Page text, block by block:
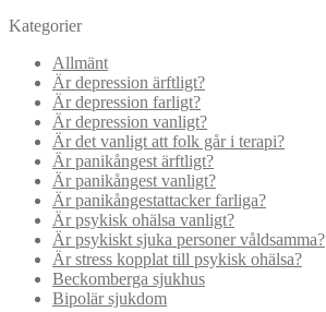
Kategorier
Allmänt
Är depression ärftligt?
Är depression farligt?
Är depression vanligt?
Är det vanligt att folk går i terapi?
Är panikångest ärftligt?
Är panikångest vanligt?
Är panikångestattacker farliga?
Är psykisk ohälsa vanligt?
Är psykiskt sjuka personer våldsamma?
Är stress kopplat till psykisk ohälsa?
Beckomberga sjukhus
Bipolär sjukdom